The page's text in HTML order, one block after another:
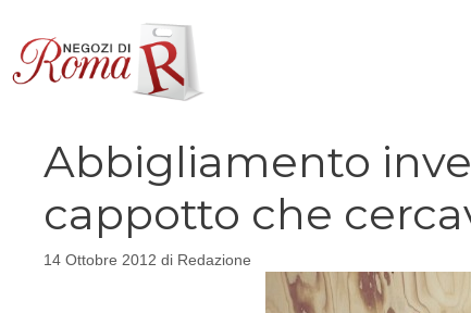
contenuto
Abbigliamento
cappotto che
14 Ottobre 2012 di Redazione